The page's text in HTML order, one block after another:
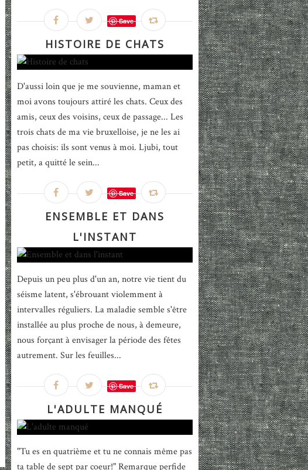
Save
HISTOIRE DE CHATS
D'aussi loin que je me souvienne, maman et
moi avons toujours attiré les chats. Ceux des
amis, ceux des voisins, ceux de passage... Les
trois chats de ma vie bruxelloise, je ne les ai
pas choisis: ils sont venus à moi. Ljubi, tout
petit, a quitté le sein...
Save
ENSEMBLE ET DANS
L'INSTANT
Depuis un peu plus d'un an, notre vie tient du
séisme latent, s'ébrouant violemment à
intervalles réguliers. La maladie semble s'être
installée au plus proche de nous, à demeure,
nous forçant à envisager la période des fêtes
autrement. Sur les feuilles...
Save
L'ADULTE MANQUÉ
"Tu es en quatrième et tu ne connais même pas
ta table de sept par coeur!" Remarque perfide